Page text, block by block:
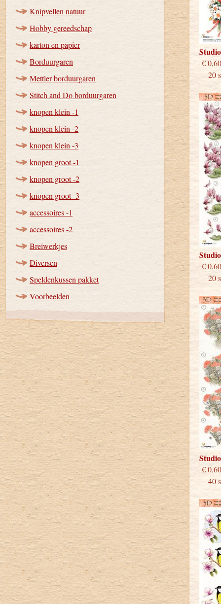
Knipvellen natuur
Hobby gereedschap
karton en papier
Borduurgaren
Mettler borduurgaren
Stitch and Do borduurgaren
knopen klein -1
knopen klein -2
knopen klein -3
knopen groot -1
knopen groot -2
knopen groot -3
accessoires -1
accessoires -2
Breiwerkjes
Diversen
Speldenkussen pakket
Voorbeelden
20
20
40